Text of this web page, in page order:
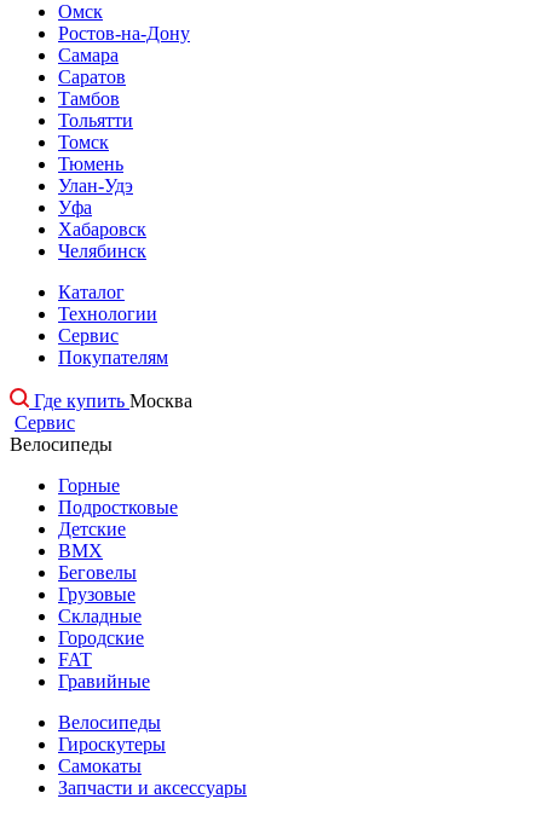
Омск
Ростов-на-Дону
Самара
Саратов
Тамбов
Тольятти
Томск
Тюмень
Улан-Удэ
Уфа
Хабаровск
Челябинск
Каталог
Технологии
Сервис
Покупателям
Где купить Москва
Сервис
Велосипеды
Горные
Подростковые
Детские
BMX
Беговелы
Грузовые
Складные
Городские
FAT
Гравийные
Велосипеды
Гироскутеры
Самокаты
Запчасти и аксессуары